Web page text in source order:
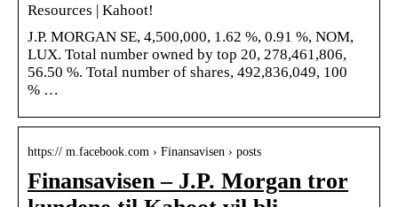
Resources | Kahoot!
J.P. MORGAN SE, 4,500,000, 1.62 %, 0.91 %, NOM,
LUX. Total number owned by top 20, 278,461,806,
56.50 %. Total number of shares, 492,836,049, 100
% …
https:// m.facebook.com › Finansavisen › posts
Finansavisen – J.P. Morgan tror